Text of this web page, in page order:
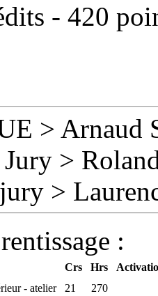
- 420
> Arnaud
Jury >
>
:
Crs Hrs
- atelier
21
270